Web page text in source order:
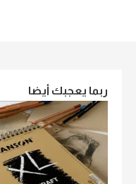
ربما يعجبك أيضا